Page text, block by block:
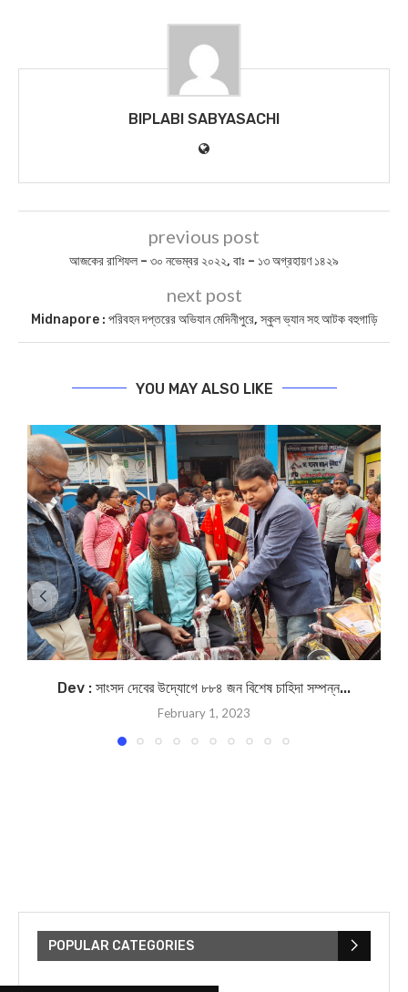
BIPLABI SABYASACHI
previous post
আজকের রাশিফল – ৩০ নভেম্বর ২০২২, বাঃ – ১৩ অগ্রহায়ণ ১৪২৯
next post
Midnapore : পরিবহন দপ্তরের অভিযান মেদিনীপুরে, স্কুল ভ্যান সহ আটক বহুগাড়ি
YOU MAY ALSO LIKE
Dev : সাংসদ দেবের উদ্যোগে ৮৮৪ জন বিশেষ চাহিদা সম্পন্ন...
February 1, 2023
POPULAR CATEGORIES